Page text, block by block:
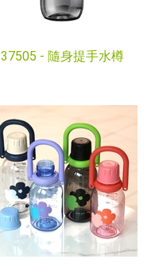
37505 - 隨身提手水樽